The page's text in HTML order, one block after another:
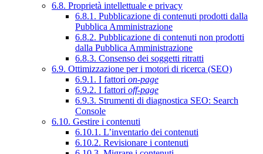
6.8. Proprietà intellettuale e privacy
6.8.1. Pubblicazione di contenuti prodotti dalla
Pubblica Amministrazione
6.8.2. Pubblicazione di contenuti non prodotti
dalla Pubblica Amministrazione
6.8.3. Consenso dei soggetti ritratti
6.9. Ottimizzazione per i motori di ricerca (SEO)
6.9.1. I fattori on-page
6.9.2. I fattori off-page
6.9.3. Strumenti di diagnostica SEO: Search
Console
6.10. Gestire i contenuti
6.10.1. L’inventario dei contenuti
6.10.2. Revisionare i contenuti